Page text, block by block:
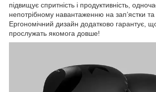
підвищує спритність і продуктивність,
непотрібному навантаженню на зап’ястки та
Ергономічний дизайн додатково гарантує,
прослужать якомога довше!